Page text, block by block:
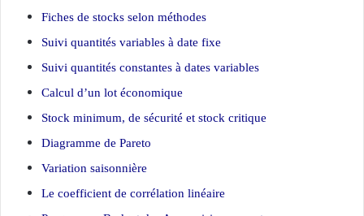
Fiches de stocks selon méthodes
Suivi quantités variables à date fixe
Suivi quantités constantes à dates variables
Calcul d’un lot économique
Stock minimum, de sécurité et stock critique
Diagramme de Pareto
Variation saisonnière
Le coefficient de corrélation linéaire